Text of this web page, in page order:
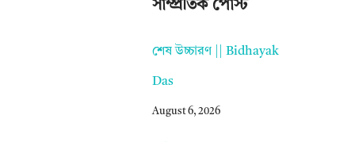
সাম্প্রতিক পোস্ট
শেষ উচ্চারণ || Bidhayak
Das
August 6, 2026